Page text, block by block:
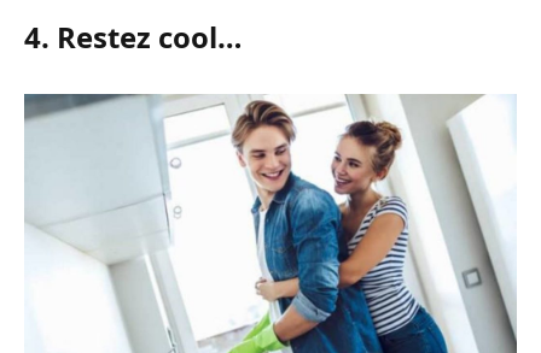
4. Restez cool…